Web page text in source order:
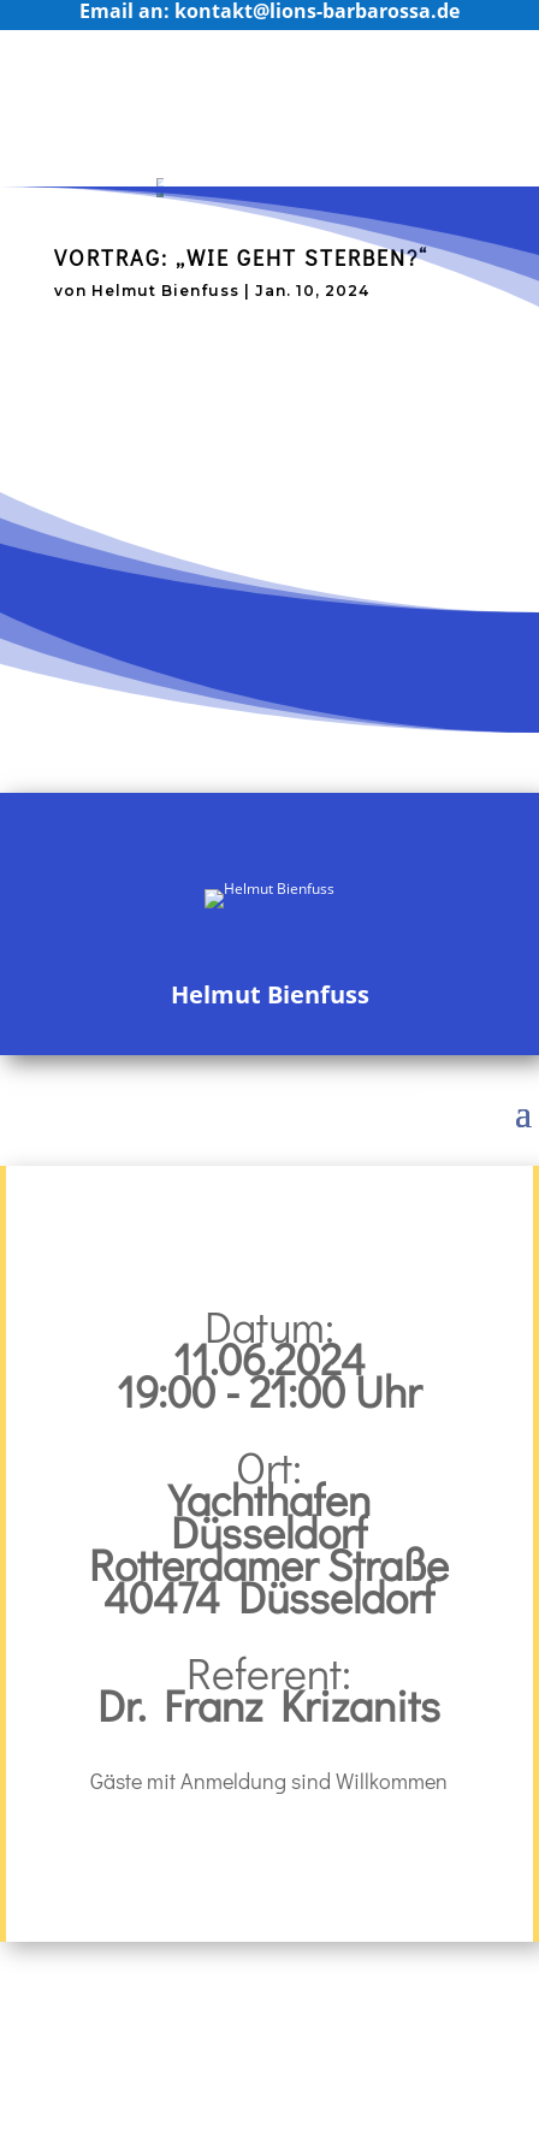
Email an: kontakt@lions-barbarossa.de
VORTRAG: „WIE GEHT STERBEN?“
von Helmut Bienfuss Jan. 10, 2024
Helmut Bienfuss
Datum:
11.06.2024
19:00 - 21:00 Uhr
Ort:
Yachthafen
Düsseldorf
Rotterdamer Straße
40474 Düsseldorf
Referent:
Dr. Franz Krizanits
Gäste mit Anmeldung sind Willkommen